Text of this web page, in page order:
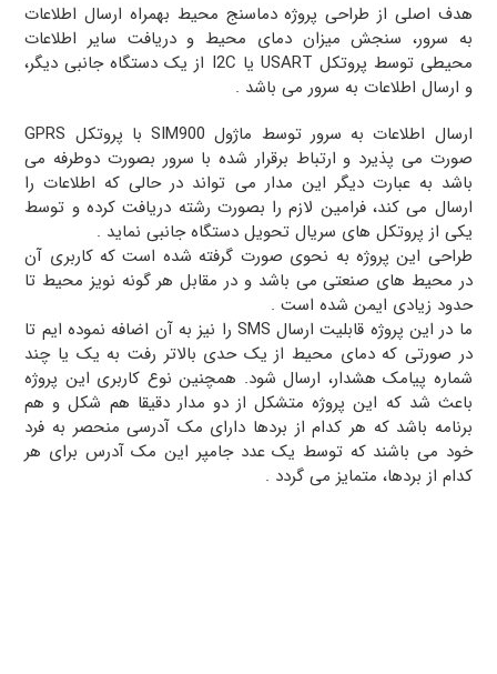
هدف اصلی از طراحی پروژه دماسنج محیط بهمراه ارسال اطلاعات
به سرور، سنجش میزان دمای محیط و دریافت سایر اطلاعات
محیطی توسط پروتکل USART یا I2C از یک دستگاه جانبی دیگر،
و ارسال اطلاعات به سرور می باشد .
ارسال اطلاعات به سرور توسط ماژول SIM900 با پروتکل GPRS
صورت می پذیرد و ارتباط برقرار شده با سرور بصورت دوطرفه می
باشد به عبارت دیگر این مدار می تواند در حالی که اطلاعات را
ارسال می کند، فرامین لازم را بصورت رشته دریافت کرده و توسط
یکی از پروتکل های سریال تحویل دستگاه جانبی نماید .
طراحی این پروژه به نحوی صورت گرفته شده است که کاربری آن
در محیط های صنعتی می باشد و در مقابل هر گونه نویز محیط تا
حدود زیادی ایمن شده است .
ما در این پروژه قابلیت ارسال SMS را نیز به آن اضافه نموده ایم تا
در صورتی که دمای محیط از یک حدی بالاتر رفت به یک یا چند
شماره پیامک هشدار، ارسال شود. همچنین نوع کاربری این پروژه
باعث شد که این پروژه متشکل از دو مدار دقیقا هم شکل و هم
برنامه باشد که هر کدام از بردها دارای مک آدرسی منحصر به فرد
خود می باشند که توسط یک عدد جامپر این مک آدرس برای هر
کدام از بردها، متمایز می گردد .